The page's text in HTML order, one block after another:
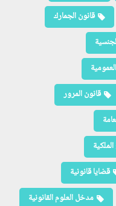
قانون الجمارك
قانون المرور
قضايا قانونية
مدخل العلوم القانونية